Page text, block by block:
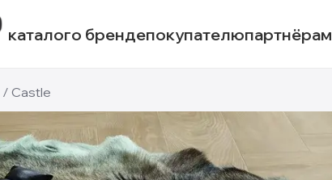
каталого брендепокупателюпартнёрам
/ Castle